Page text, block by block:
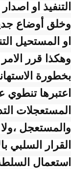
التنفيذ او
وخلق أوضاع
او المستحيل
وهكذا قرر
بخطورة
اعتبرها
المستعجلات
والمستعجل
القرار السلبي
استعمال